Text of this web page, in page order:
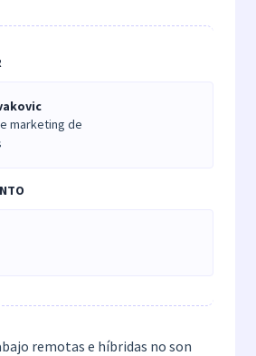
marketing de
remotas e híbridas no son